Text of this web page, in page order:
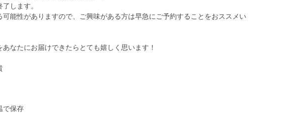
します。
可能性がありますので、ご興味がある方は早急にご予約することをおススメい
あなたにお届けできたらとても嬉しく思います！
で保存